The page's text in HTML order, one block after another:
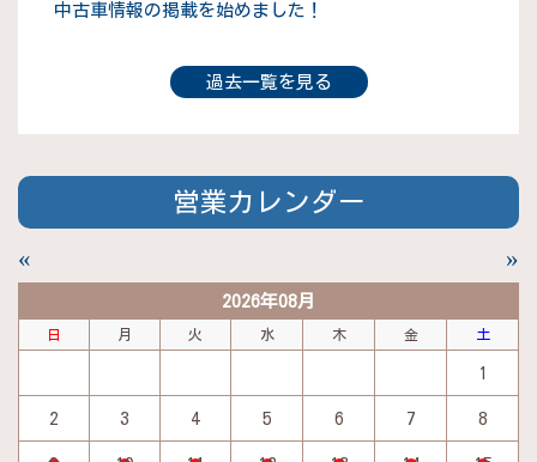
中古車情報の掲載を始めました！
過去一覧を見る
営業カレンダー
« »
2026年08月
日 月 火 水 木 金 土
1
2 3 4 5 6 7 8